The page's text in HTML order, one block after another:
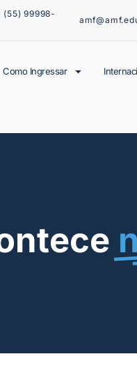
(55) 99998-
Como Ingressar